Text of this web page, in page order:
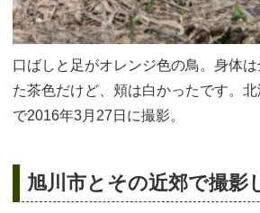
口ばしと足がオレンジ色の鳥。身体
た茶色だけど、頬は白かったです。
で2016年3月27日に撮影。
旭川市とその近郊で撮影